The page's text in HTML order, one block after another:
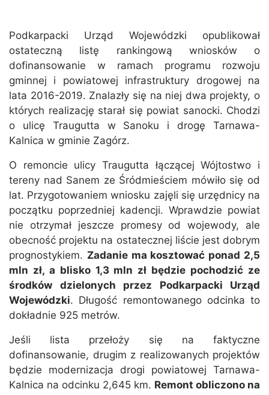
Podkarpacki Urząd Wojewódzki opublikował
ostateczną listę rankingową wniosków o
dofinansowanie w ramach programu rozwoju
gminnej i powiatowej infrastruktury drogowej na
lata 2016-2019. Znalazły się na niej dwa projekty, o
których realizację starał się powiat sanocki. Chodzi
o ulicę Traugutta w Sanoku i drogę Tarnawa-
Kalnica w gminie Zagórz.
O remoncie ulicy Traugutta łączącej Wójtostwo i
tereny nad Sanem ze Śródmieściem mówiło się od
lat. Przygotowaniem wniosku zajęli się urzędnicy na
początku poprzedniej kadencji. Wprawdzie powiat
nie otrzymał jeszcze promesy od wojewody, ale
obecność projektu na ostatecznej liście jest dobrym
prognostykiem. Zadanie ma kosztować ponad 2,5
mln zł, a blisko 1,3 mln zł będzie pochodzić ze
środków dzielonych przez Podkarpacki Urząd
Wojewódzki. Długość remontowanego odcinka to
dokładnie 925 metrów.
Jeśli lista przełoży się na faktyczne
dofinansowanie, drugim z realizowanych projektów
będzie modernizacja drogi powiatowej Tarnawa-
Kalnica na odcinku 2,645 km. Remont obliczono na